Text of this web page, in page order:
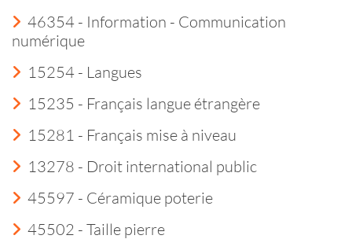
46354 - Information - Communication
numérique
15254 - Langues
15235 - Français langue étrangère
15281 - Français mise à niveau
13278 - Droit international public
45597 - Céramique poterie
45502 - Taille pierre